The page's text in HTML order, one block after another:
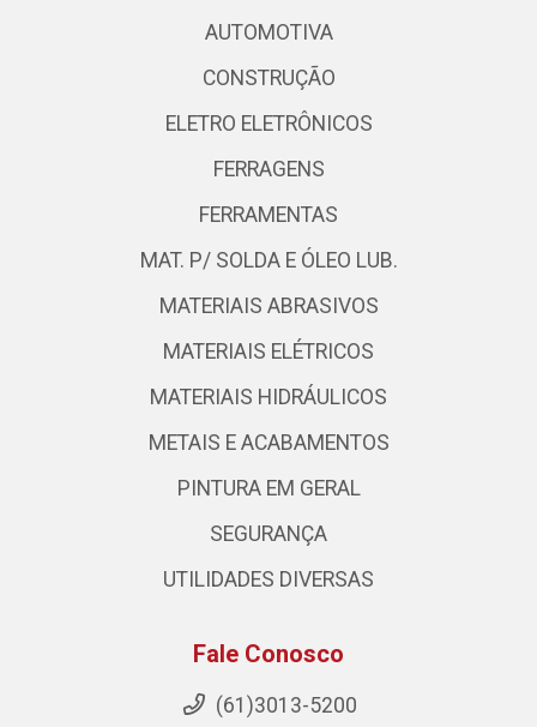
AUTOMOTIVA
CONSTRUÇÃO
ELETRO ELETRÔNICOS
FERRAGENS
FERRAMENTAS
MAT. P/ SOLDA E ÓLEO LUB.
MATERIAIS ABRASIVOS
MATERIAIS ELÉTRICOS
MATERIAIS HIDRÁULICOS
METAIS E ACABAMENTOS
PINTURA EM GERAL
SEGURANÇA
UTILIDADES DIVERSAS
Fale Conosco
(61)3013-5200